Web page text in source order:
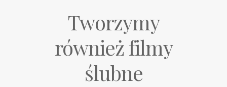
Tworzymy
również filmy
ślubne